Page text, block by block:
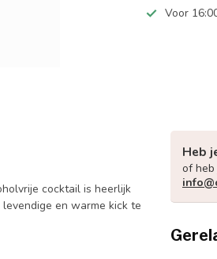
Voor
cocktail is heerlijk
en warme kick te
Heb
of heb